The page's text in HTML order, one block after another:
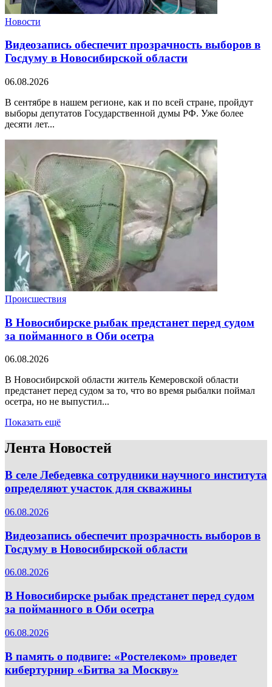
Новости
Видеозапись обеспечит прозрачность выборов в
Госдуму в Новосибирской области
06.08.2026
В сентябре в нашем регионе, как и по всей стране, пройдут
выборы депутатов Государственной думы РФ. Уже более
десяти лет...
Происшествия
В Новосибирске рыбак предстанет перед судом
за пойманного в Оби осетра
06.08.2026
В Новосибирской области житель Кемеровской области
предстанет перед судом за то, что во время рыбалки поймал
осетра, но не выпустил...
Показать ещё
Лента Новостей
В селе Лебедевка сотрудники научного института
определяют участок для скважины
06.08.2026
Видеозапись обеспечит прозрачность выборов в
Госдуму в Новосибирской области
06.08.2026
В Новосибирске рыбак предстанет перед судом
за пойманного в Оби осетра
06.08.2026
В память о подвиге: «Ростелеком» проведет
кибертурнир «Битва за Москву»